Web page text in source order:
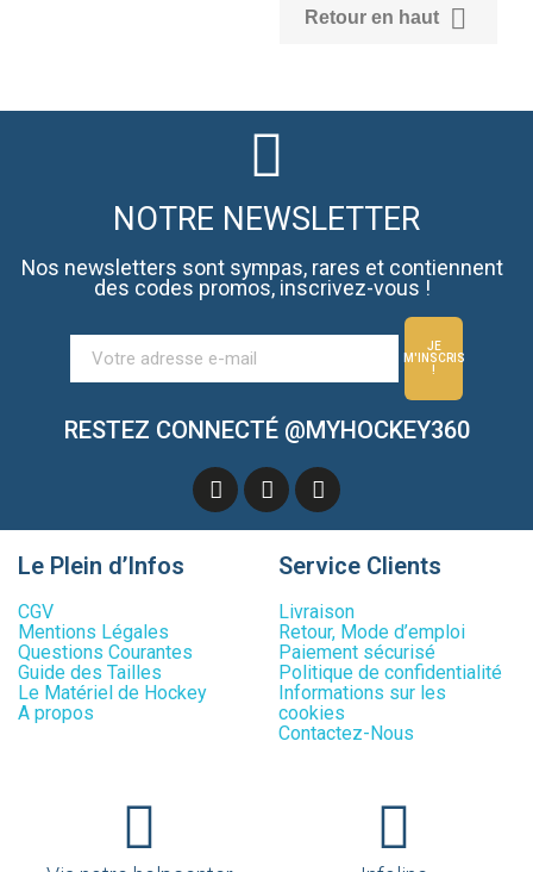
Retour en haut 
NOTRE NEWSLETTER
Nos newsletters sont sympas, rares et contiennent
des codes promos, inscrivez-vous !
JE
M'INSCRIS
!
RESTEZ CONNECTÉ @MYHOCKEY360
Le Plein d’Infos
CGV
Mentions Légales
Questions Courantes
Guide des Tailles
Le Matériel de Hockey
A propos
Service Clients
Livraison
Retour, Mode d’emploi
Paiement sécurisé
Politique de confidentialité
Informations sur les
cookies
Contactez-Nous